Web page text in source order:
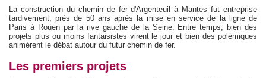
La construction du chemin de fer d'Argenteuil à Mantes fut entreprise
tardivement, près de 50 ans après la mise en service de la ligne de
Paris à Rouen par la rive gauche de la Seine. Entre temps, bien des
projets plus ou moins fantaisistes virent le jour et bien des polémiques
animèrent le débat autour du futur chemin de fer.
Les premiers projets